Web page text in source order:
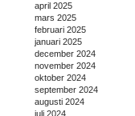
april 2025
mars 2025
februari 2025
januari 2025
december 2024
november 2024
oktober 2024
september 2024
augusti 2024
juli 2024